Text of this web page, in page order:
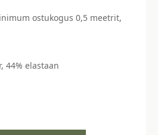
ostukogus 0,5 meetrit,
44% elastaan